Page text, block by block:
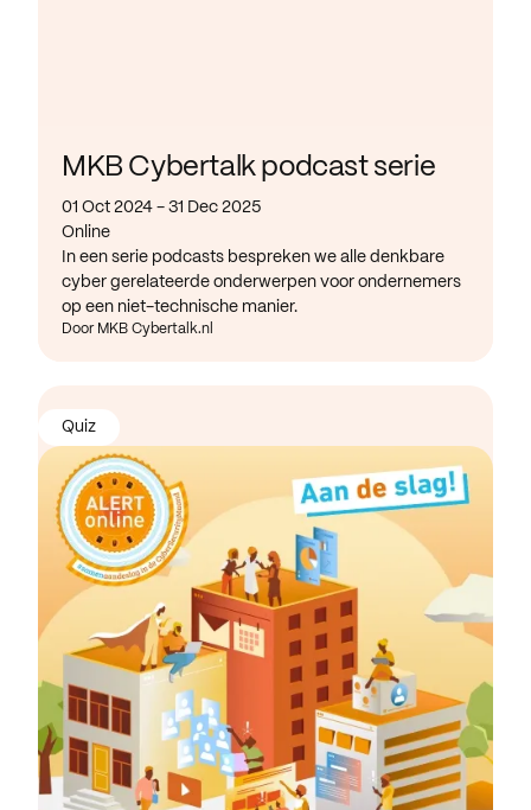
MKB Cybertalk podcast serie
01 Oct 2024 - 31 Dec 2025
Online
In een serie podcasts bespreken we alle denkbare
cyber gerelateerde onderwerpen voor ondernemers
op een niet-technische manier.
Door MKB Cybertalk.nl
Quiz